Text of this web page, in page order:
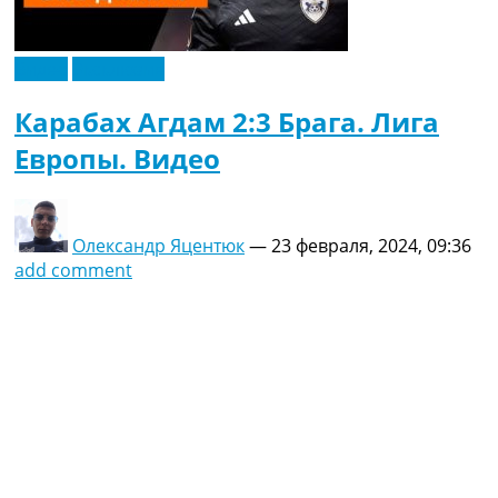
Карабах Агдам 2:3 Брага. Лига
Европы. Видео
Олександр Яцентюк—23 февраля, 2024, 09:36
add comment